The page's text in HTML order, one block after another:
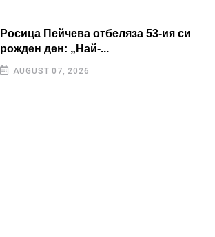
Росица Пейчева отбеляза 53-ия си
рожден ден: „Най-...
AUGUST 07, 2026